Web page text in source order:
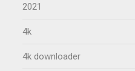
2021
4k
4k downloader